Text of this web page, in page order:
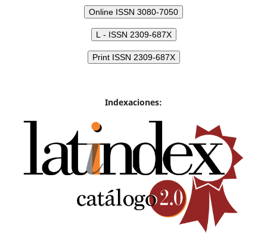
Online ISSN 3080-7050
L - ISSN 2309-687X
Print ISSN 2309-687X
Indexaciones: